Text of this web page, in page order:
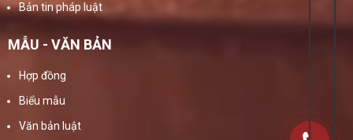
Bản tin pháp luật
MẪU - VĂN BẢN
Hợp đồng
Biểu mẫu
Văn bản luật